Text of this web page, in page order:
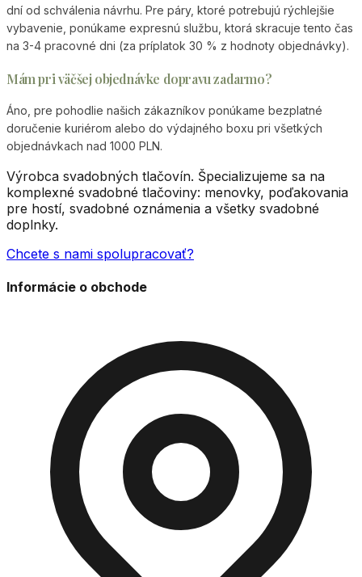
dní od schválenia návrhu. Pre páry, ktoré potrebujú rýchlejšie
vybavenie, ponúkame expresnú službu, ktorá skracuje tento čas
na 3-4 pracovné dni (za príplatok 30 % z hodnoty objednávky).
Mám pri väčšej objednávke dopravu zadarmo?
Áno, pre pohodlie našich zákazníkov ponúkame bezplatné
doručenie kuriérom alebo do výdajného boxu pri všetkých
objednávkach nad 1000 PLN.
Výrobca svadobných tlačovín. Špecializujeme sa na
komplexné svadobné tlačoviny: menovky, poďakovania
pre hostí, svadobné oznámenia a všetky svadobné
doplnky.
Chcete s nami spolupracovať?
Informácie o obchode